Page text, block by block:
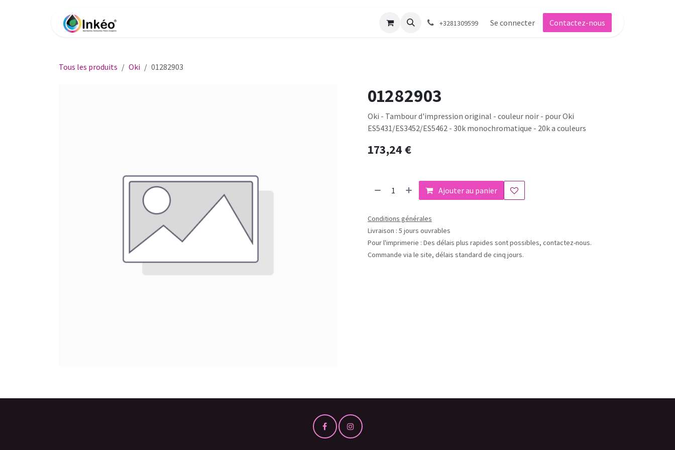
+3281309599 Se connecter Contactez-nous
Tous les produits Oki 01282903
01282903
Oki - Tambour d'impression original - couleur noir - pour Oki
ES5431/ES3452/ES5462 - 30k monochromatique - 20k a couleurs
173,24€
Ajouter au panier
Conditions générales
Livraison : 5 jours ouvrables
Pour l'imprimerie : Des délais plus rapides sont possibles, contactez-nous.
Commande via le site, délais standard de cinq jours.